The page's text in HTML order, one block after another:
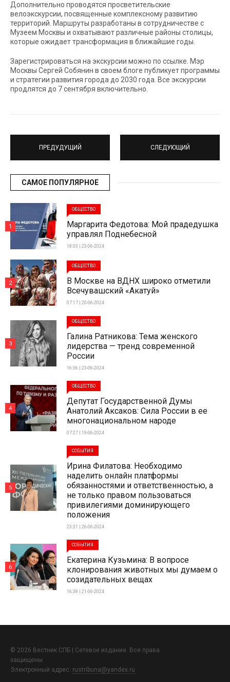
Дополнительно проводятся просветительские
велоэкскурсии, посвященные комплексному развитию
территорий. Маршруты разработаны в сотрудничестве с
Музеем Москвы и охватывают различные районы столицы,
которые ожидает трансформация в ближайшие годы.
Зарегистрироваться на экскурсии можно по ссылке. Мэр
Москвы Сергей Собянин в своем блоге публикует программы
и стратегии развития города до 2030 года. Все экскурсии
продлятся до 7 сентября включительно.
ПРЕДУДУЩИЙ СЛЕДУЮЩИЙ
САМОЕ ПОПУЛЯРНОЕ
ОБЩЕСТВО
Маргарита Федотова: Мой прадедушка
управлял Поднебесной
18:03 | 23-06-2024
1
ОБЩЕСТВО
В Москве на ВДНХ широко отметили
Всечувашский «Акатуй»
07:17 | 20-06-2024
2
ОБЩЕСТВО
Галина Ратникова: Тема женского
лидерства — тренд современной
России
16:36 | 23-06-2024
3
ОБЩЕСТВО
Депутат Государственной Думы
Анатолий Аксаков: Сила России в ее
многонациональном народе
07:27 | 19-06-2024
4
СОБЫТИЯ
Ирина Филатова: Необходимо
наделить онлайн платформы
обязанностями и ответственностью, а
не только правом пользоваться
привилегиями доминирующего
положения
23:31 | 26-06-2024
5
СОБЫТИЯ
Екатерина Кузьмина: В вопросе
клонирования животных мы думаем о
созидательных вещах
16:38 | 21-06-2024
6
© 2026 Вестник СПБ | Сетевое издание. Все права
защищены.
Электронный адрес: rustribuna@yandex.ru